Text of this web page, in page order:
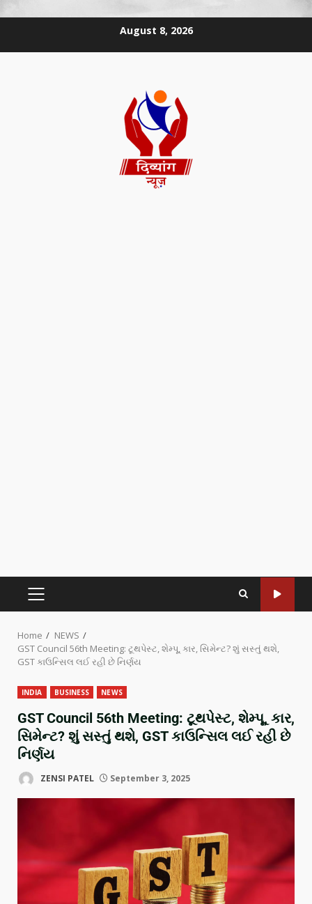
August 8, 2026
Home
NEWS
GST Council 56th Meeting: ટૂથપેસ્ટ, શેમ્પૂ, કાર, સિમેન્ટ? શું સસ્તું થશે,
GST કાઉન્સિલ લઈ રહી છે નિર્ણય
INDIA BUSINESS NEWS
GST Council 56th Meeting: ટૂથપેસ્ટ, શેમ્પૂ, કાર,
સિમેન્ટ? શું સસ્તું થશે, GST કાઉન્સિલ લઈ રહી છે
નિર્ણય
ZENSI PATEL September 3, 2025